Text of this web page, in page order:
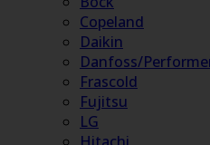
Copeland
Daikin
Danfoss/
Frascold
Fujitsu
LG